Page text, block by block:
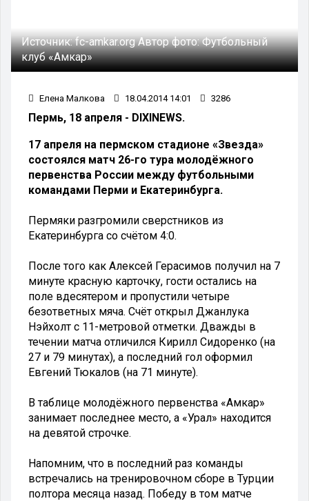
Источник:fc-amkar.orgАвтор фото:Футбольный
клуб «Амкар»
Елена Малкова 18.04.2014 14:01 3286
Пермь, 18 апреля - DIXINEWS.
17 апреля на пермском стадионе «Звезда»
состоялся матч 26-го тура молодёжного
первенства России между футбольными
командами Перми и Екатеринбурга.
Пермяки разгромили сверстников из
Екатеринбурга со счётом 4:0.
После того как Алексей Герасимов получил на 7
минуте красную карточку, гости остались на
поле вдесятером и пропустили четыре
безответных мяча. Счёт открыл Джанлука
Нэйхолт с 11-метровой отметки. Дважды в
течении матча отличился Кирилл Сидоренко (на
27 и 79 минутах), а последний гол оформил
Евгений Тюкалов (на 71 минуте).
В таблице молодёжного первенства «Амкар»
занимает последнее место, а «Урал» находится
на девятой строчке.
Напомним, что в последний раз команды
встречались на тренировочном сборе в Турции
полтора месяца назад. Победу в том матче